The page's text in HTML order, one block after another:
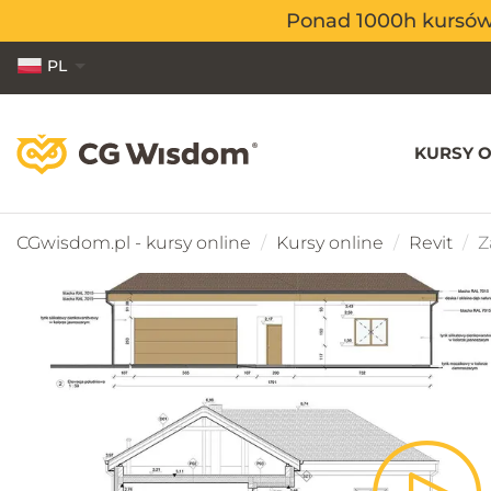
Ponad 1000h
Ponad 1000h
PL
EN
KURSY
CGwisdom.pl - kursy online Kursy online Revit